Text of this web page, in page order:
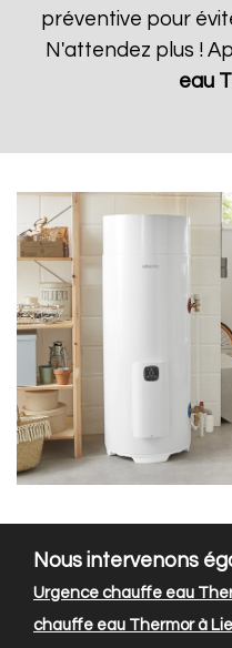
préventive pour
N'attendez plus !
eau
Nous intervenons
Urgence chauffe eau
chauffe eau Thermor à